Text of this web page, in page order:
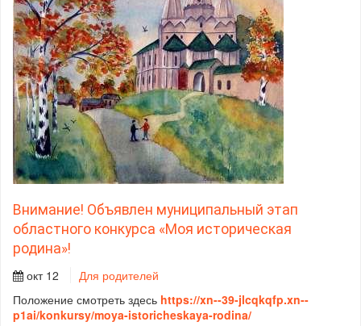
Внимание! Объявлен муниципальный этап
областного конкурса «Моя историческая
родина»!
окт 12
Для родителей
Положение смотреть здесь https://xn--39-jlcqkqfp.xn--
p1ai/konkursy/moya-istoricheskaya-rodina/